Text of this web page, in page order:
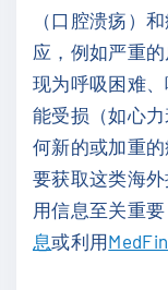
（口腔溃疡）
应，例如严重
现为呼吸困难
能受损（如心
何新的或加重
要获取这类海
用信息至关重
息或利用